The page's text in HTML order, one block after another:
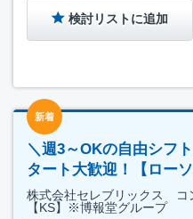
検討リストに追加
新着
＼週3～OKの自由シフ
タート大歓迎！【ロー
株式会社セレブリックス コ
【KS】※博報堂グループ